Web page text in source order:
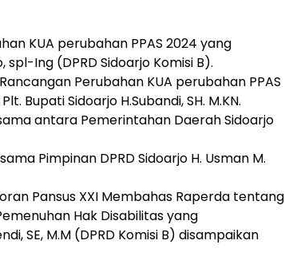
KUA perubahan PPAS 2024 yang
Ing (DPRD Sidoarjo Komisi B).
Perubahan KUA perubahan PPAS
Bupati Sidoarjo H.Subandi, SH. M.KN.
antara Pemerintahan Daerah Sidoarjo
Pimpinan DPRD Sidoarjo H. Usman M.
Pansus XXI Membahas Raperda tentang
Hak Disabilitas yang
SE, M.M (DPRD Komisi B) disampaikan